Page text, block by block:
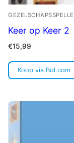
Keer op Keer 2
€15,99
Koop via Bol.com